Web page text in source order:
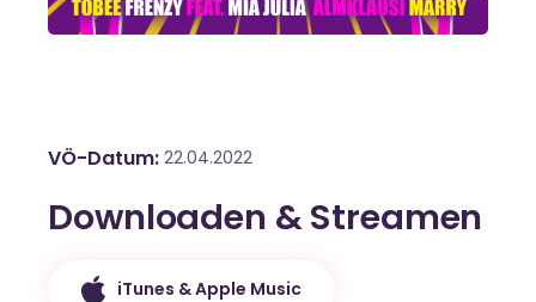
VÖ-Datum 22.04.2022
Downloaden & Streamen
iTunes & Apple Music